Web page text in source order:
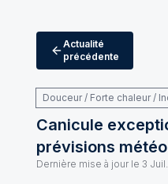
Actualité
précédente
Douceur / Forte chaleur /
Canicule
prévisions
Dernière mise à jour le 3